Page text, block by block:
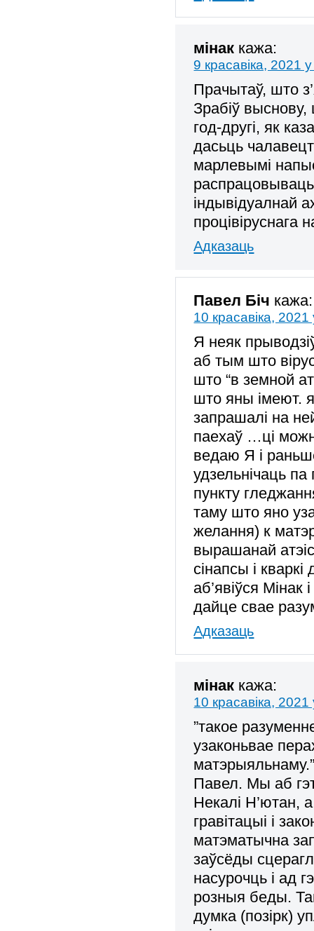
мінак кажа:
9 красавіка, 2021
Прачытаў, што
Зрабіў
год-другі, як
дасьць
марлевымі
індывідуалнай
процівіруснага
Адказаць
Павел Біч кажа:
10 красавіка,
Я неяк
аб тым што
што “в земной
што яны імеют.
запрашалі на
паехаў …ці
ведаю Я і
удзельнічаць
пункту
таму што яно
желання) к
вырашанай
сінапсы і
аб’явіўся
дайце свае
Адказаць
мінак кажа:
10 красавіка,
”такое
узаконьвае
Павел. Мы аб
Некалі Н’ютан,
гравітацыі і
матэматычна
заўсёды
насурочць і ад
розныя беды.
думка (позірк)